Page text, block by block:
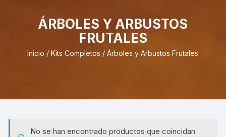
ÁRBOLES Y ARBUSTOS
FRUTALES
Inicio /Kits Completos / Árboles y Arbustos Frutales
No se han encontrado productos que coincidan